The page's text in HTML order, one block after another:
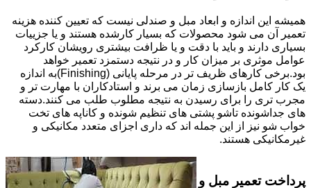
همیشه این اندازه و ابعاد مبل و صندلی نیست که تعیین کننده هزینه
تعمیر آن می شود محصولات که بسیار کارشده هستند و یا جزییات
بسیاری دارند و باید با دقت و یا ظرافت بیشتری رویشان کارکرد
عوامل موثری بر میزان کار و در نتیجه دستمزد تعمیر خواهد
بود.برخی کارهای ظریف تر در مرحله پایانی (Finishing)به اندازه
یک کار کامل بازسازی زمان می برند و استادکاران با مهارت تر و
مجرب تری را برای رسیدن به نتیجه مطلوب طلب می کنند.دسته
های جداشونده تاشو پشتی های تنظیم شونده و کاناپه های تخت
خواب شو نیز از این جمله اند که داری اجزای متعدد مکانیکی و
غیرمکانیکی هستند.
پرداخت تعمیر مبل و